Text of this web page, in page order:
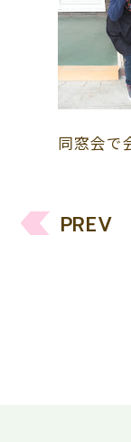
同窓会で
PREV